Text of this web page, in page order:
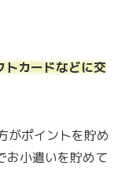
カードなどに交
がポイントを貯め
お小遣いを貯めて